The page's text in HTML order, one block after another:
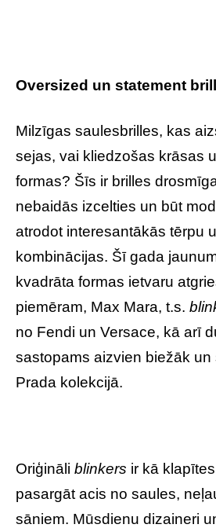
Oversized un statement
Milzīgas saulesbrilles, kas
sejas, vai kliedzošas krāsas
formas? Šīs ir brilles
nebaidās izcelties un būt
atrodot interesantākās tērpu
kombinācijas. Šī gada
kvadrāta formas ietvaru
piemēram, Max Mara, t.s.
no Fendi un Versace, kā arī
sastopams aizvien biežāk
Prada kolekcijā.
Oriģināli blinkers ir kā
pasargāt acis no saules,
sāniem. Mūsdienu dizaineri